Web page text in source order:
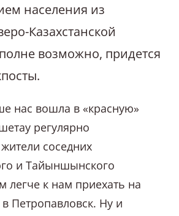
населения из
Казахстанской
возможно, придется
нас вошла в «красную»
регулярно
соседних
и Тайыншынского
легче к нам приехать на
Петропавловск. Ну и